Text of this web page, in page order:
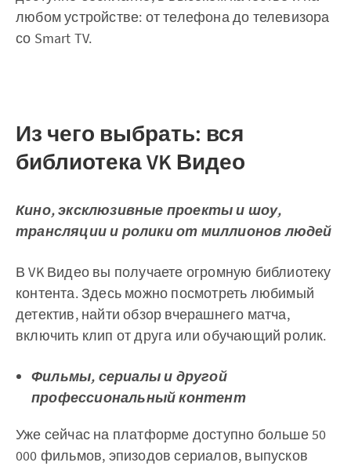
любом устройстве: от телефона до телевизора
со Smart TV.
Из чего выбрать: вся
библиотека VK Видео
Кино, эксклюзивные проекты и шоу,
трансляции и ролики от миллионов людей
В VK Видео вы получаете огромную библиотеку
контента. Здесь можно посмотреть любимый
детектив, найти обзор вчерашнего матча,
включить клип от друга или обучающий ролик.
Фильмы, сериалы и другой
профессиональный контент
Уже сейчас на платформе доступно больше 50
000 фильмов, эпизодов сериалов, выпусков